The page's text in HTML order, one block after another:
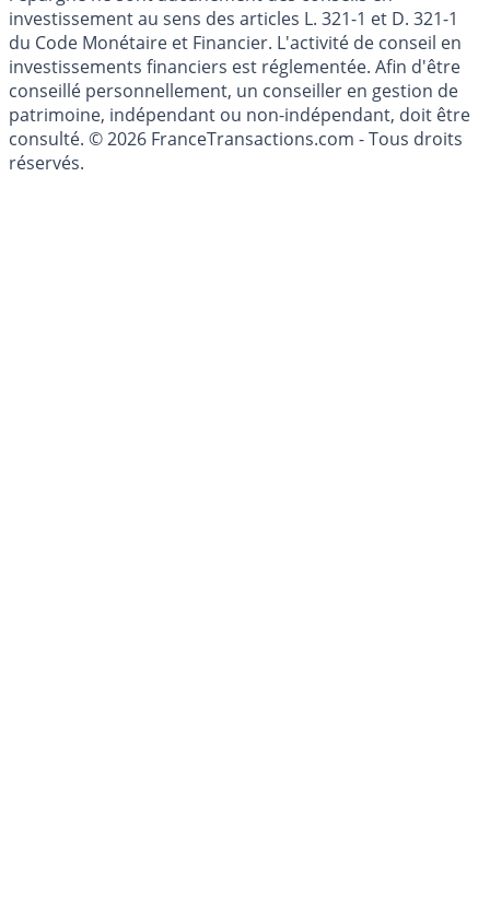
Les articles et commentaires publiés sur le guide de
l'épargne ne sont aucunement des conseils en
investissement au sens des articles L. 321-1 et D. 321-1
du Code Monétaire et Financier. L'activité de conseil en
investissements financiers est réglementée. Afin d'être
conseillé personnellement, un conseiller en gestion de
patrimoine, indépendant ou non-indépendant, doit être